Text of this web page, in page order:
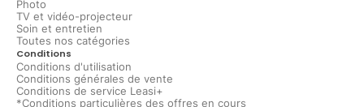
Photo
TV et vidéo-projecteur
Soin et entretien
Toutes nos catégories
Conditions
Conditions d'utilisation
Conditions générales de vente
Conditions de service Leasi+
*Conditions particulières des offres en cours